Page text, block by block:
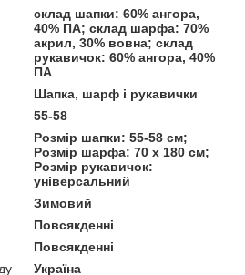
склад шапки: 60% ангора,
40% ПА; склад шарфа: 70%
акрил, 30% вовна; склад
рукавичок: 60% ангора, 40%
ПА
Шапка, шарф і рукавички
55-58
Розмір шапки: 55-58 см;
Розмір шарфа: 70 х 180 см;
Розмір рукавичок:
універсальний
Зимовий
Повсякденні
Повсякденні
Україна